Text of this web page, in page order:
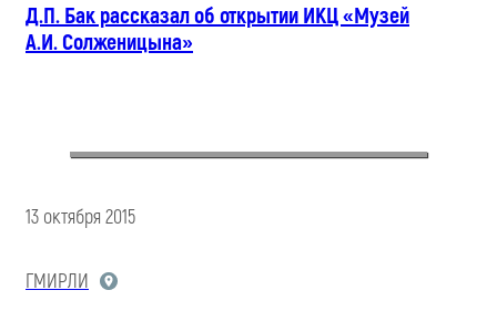
Д.П. Бак рассказал об открытии ИКЦ «Музей
А.И. Солженицына»
13 октября 2015
ГМИРЛИ